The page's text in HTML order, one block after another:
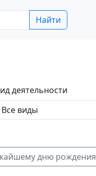
Найти
деятельности
дню рождения